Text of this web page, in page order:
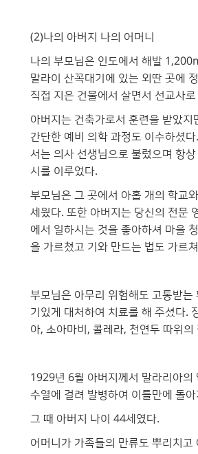
(2)나의 아버지 나의 어머니
나의 부모님은 인도에서 해발
말라이 산꼭대기에 있는 외딴 곳에
직접 지은 건물에서 살면서 선교사
아버지는 건축가로서 훈련을 받았지
간단한 예비 의학 과정도 이수하셨다
서는 의사 선생님으로 불렀으며 항
시를 이루었다.
부모님은 그 곳에서 아홉 개의 학교
세웠다. 또한 아버지는 당신의 전문
에서 일하시는 것을 좋아하셔 마을
을 가르쳤고 기와 만드는 법도 가르
부모님은 아무리 위험해도 고통받는
기있게 대처하여 치료를 해 주셨다.
아, 소아마비, 콜레라, 천연두 따위의
1929년 6월 아버지께서 말라리아의
수열에 걸려 발병하여 이틀만에 돌아
그 때 아버지 나이 44세였다.
어머니가 가족들의 만류도 뿌리치고